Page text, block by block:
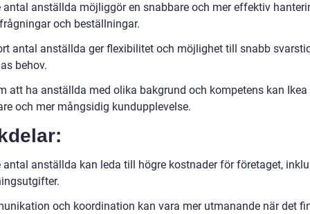
antal anställda möjliggör en snabbare och mer effektiv
och beställningar.
antal anställda ger flexibilitet och möjlighet till snabb
behov.
att ha anställda med olika bakgrund och kompetens kan Ikea
och mer mångsidig kundupplevelse.
antal anställda kan leda till högre kostnader för företaget,
och koordination kan vara mer utmanande när det